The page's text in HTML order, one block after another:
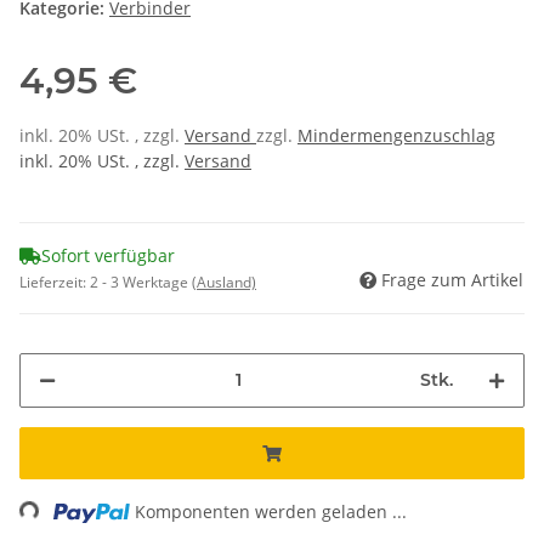
Kategorie: Verbinder
4,95 €
inkl. 20% USt. , zzgl. Versand zzgl. Mindermengenzuschlag
inkl. 20% USt. , zzgl. Versand
Sofort verfügbar
Lieferzeit:2 - 3 Werktage (Ausland) Frage zum Artikel
Stk.
Komponenten werden geladen ...